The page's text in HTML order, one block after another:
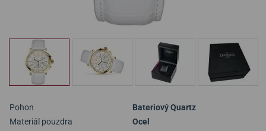
Pohon
Bateriový Quartz
Materiál pouzdra
Ocel